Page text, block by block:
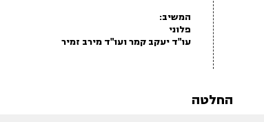
המשיב:
פלוני
עו"ד יעקב קמר ועו"ד מירב זמיר
החלטה